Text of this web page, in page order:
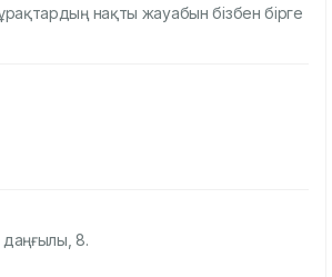
нақты жауабын бізбен бірге
даңғылы, 8.